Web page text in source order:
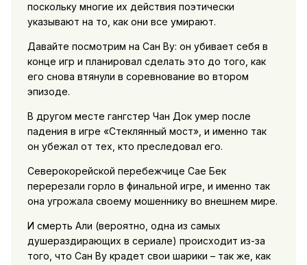
поскольку многие их действия поэтически
указывают на то, как они все умирают.
Давайте посмотрим на Сан Ву: он убивает себя в
конце игр и планировал сделать это до того, как
его снова втянули в соревнование во втором
эпизоде.
В другом месте гангстер Чан Док умер после
падения в игре «Стеклянный мост», и именно так
он убежал от тех, кто преследовал его.
Северокорейской перебежчице Сае Бек
перерезали горло в финальной игре, и именно так
она угрожала своему мошеннику во внешнем мире.
И смерть Али (вероятно, одна из самых
душераздирающих в сериале) происходит из-за
того, что Сан Ву крадет свои шарики – так же, как